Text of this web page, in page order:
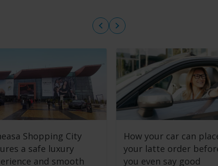
Shopping City
a safe luxury
and smooth
How your car can
your latte order
you even say good